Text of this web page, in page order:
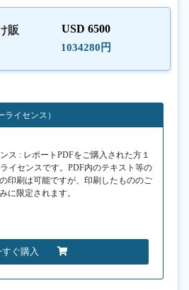
販
USD 6500
1034280円
イセンス）
ス : レポートPDFをご購入された方１
イセンスです。PDF内のテキスト等の
印刷は可能ですが、印刷したもののご
に限定されます。
すぐ購入